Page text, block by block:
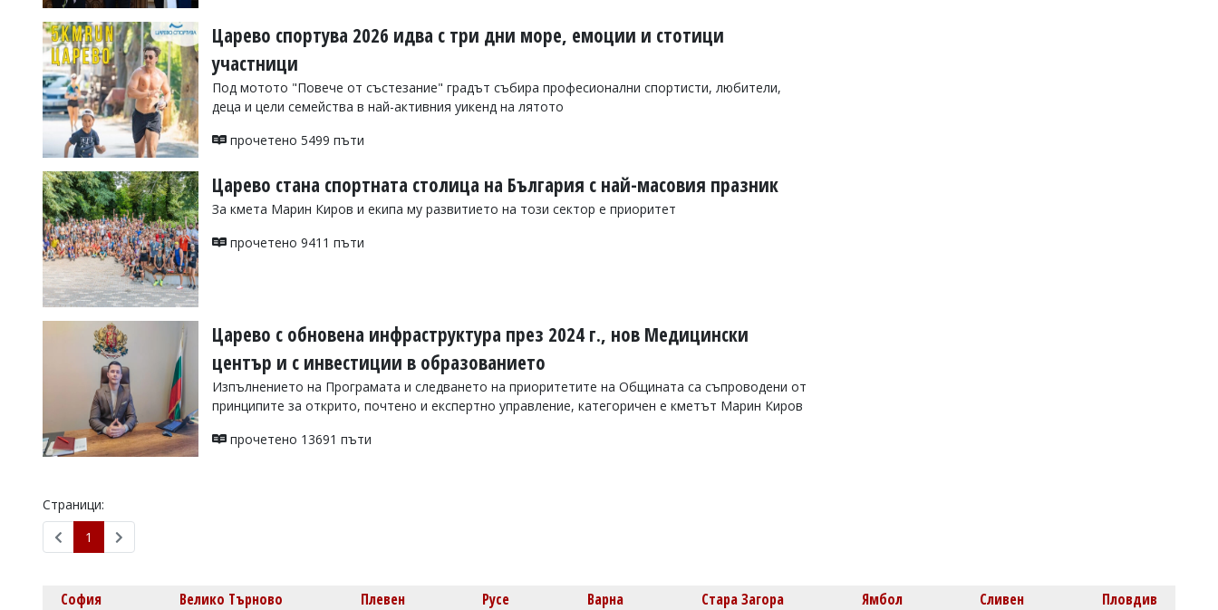
Колев,
office@flagman.bg
Коментарите
статиите
въвеждат
читателите
редакцията
отговорност
откриете
сигнализирайте
Царево спортува 2026 идва с три дни море, емоции и стотици
участници
Под мотото "Повече от състезание" градът събира професионални спортисти, любители,
деца и цели семейства в най-активния уикенд на лятото
прочетено 5499 пъти
Царево стана спортната столица на България с най-масовия празник
За кмета Марин Киров и екипа му развитието на този сектор е приоритет
прочетено 9411 пъти
Царево с обновена инфраструктура през 2024 г., нов Медицински
център и с инвестиции в образованието
Изпълнението на Програмата и следването на приоритетите на Общината са съпроводени от
принципите за открито, почтено и експертно управление, категоричен е кметът Марин Киров
прочетено 13691 пъти
Страници:
1
София Велико Търново Плевен Русе Варна Стара Загора Ямбол Сливен Пловдив